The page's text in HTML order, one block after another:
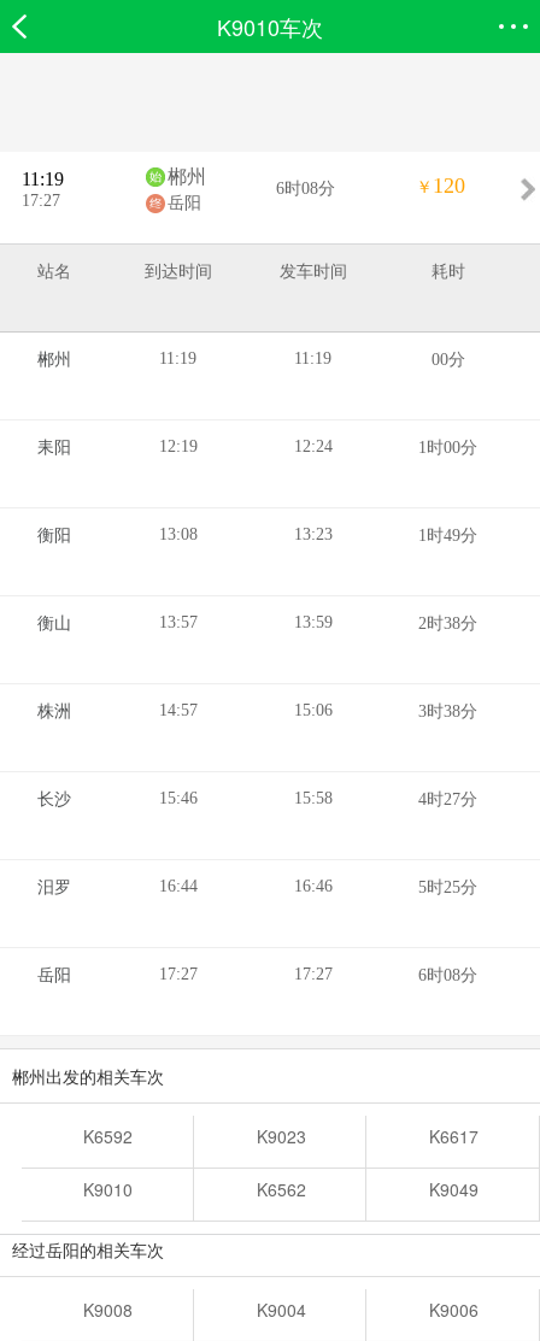
K9010车次
11:19
17:27
郴州
岳阳
6时08分 ￥ 120
站名 到达时间 发车时间 耗时
郴州 11:19 11:19 00分
耒阳 12:19 12:24 1时00分
衡阳 13:08 13:23 1时49分
衡山 13:57 13:59 2时38分
株洲 14:57 15:06 3时38分
长沙 15:46 15:58 4时27分
汨罗 16:44 16:46 5时25分
岳阳 17:27 17:27 6时08分
郴州出发的相关车次
K6592 K9023 K6617
K9010 K6562 K9049
经过岳阳的相关车次
K9008 K9004 K9006